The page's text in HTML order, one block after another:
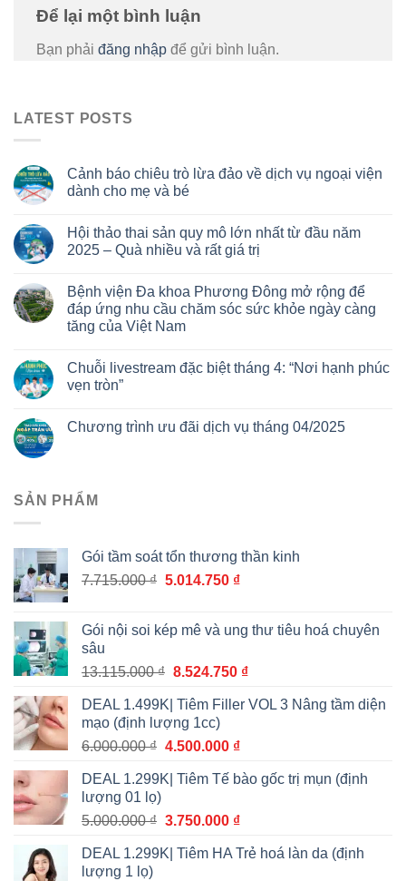
Để lại một bình luận
Bạn phải đăng nhập để gửi bình luận.
LATEST POSTS
Cảnh báo chiêu trò lừa đảo về dịch vụ ngoại viện
dành cho mẹ và bé
Hội thảo thai sản quy mô lớn nhất từ đầu năm
2025 – Quà nhiều và rất giá trị
Bệnh viện Đa khoa Phương Đông mở rộng để
đáp ứng nhu cầu chăm sóc sức khỏe ngày càng
tăng của Việt Nam
Chuỗi livestream đặc biệt tháng 4: “Nơi hạnh phúc
vẹn tròn”
Chương trình ưu đãi dịch vụ tháng 04/2025
SẢN PHẨM
Gói tầm soát tổn thương thần kinh
7.715.000₫ Giá
7.715.000 ₫.
5.014.750 ₫Giá
là:
Gói nội soi kép mê và ung thư tiêu hoá chuyên
sâu
13.115.000₫ Giá
là:
13.115.000 ₫.
8.524.750 ₫Giá
tại
DEAL 1.499K| Tiêm Filler VOL 3 Nâng tầm diện
mạo (định lượng 1cc)
6.000.000₫ Giá
là:
4.500.000 ₫Giá
tại
4.500.000 ₫.
DEAL 1.299K| Tiêm Tế bào gốc trị mụn (định
lượng 01 lọ)
5.000.000₫ Giá
là:
3.750.000 ₫Giá
tại
DEAL 1.299K| Tiêm HA Trẻ hoá làn da (định
lượng 1 lọ)